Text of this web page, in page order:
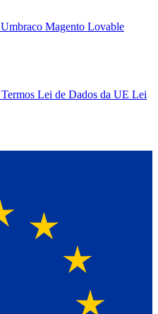
Umbraco Magento Lovable
Termos Lei de Dados da UE Lei